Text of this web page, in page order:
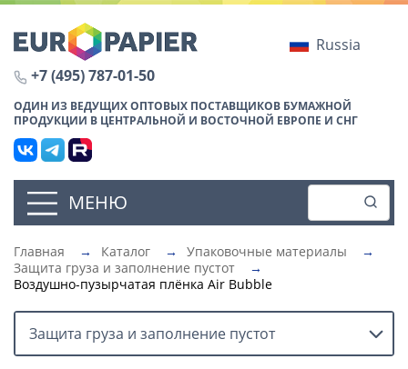
Russia
+7 (495) 787-01-50
ОДИН ИЗ ВЕДУЩИХ ОПТОВЫХ ПОСТАВЩИКОВ БУМАЖНОЙ
ПРОДУКЦИИ В ЦЕНТРАЛЬНОЙ И ВОСТОЧНОЙ ЕВРОПЕ И СНГ
МЕНЮ
Главная → Каталог → Упаковочные материалы
→
Защита груза и заполнение пустот
→
Воздушно-пузырчатая плёнка Air Bubble
Защита груза и заполнение пустот